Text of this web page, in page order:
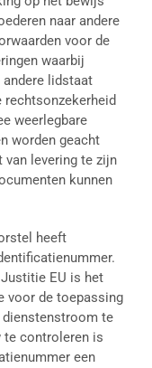
naar andere
voor de
waarbij
andere lidstaat
rechtsonzekerheid
weerlegbare
worden geacht
van levering te zijn
kunnen
heeft
EU is het
voor de toepassing
dienstenstroom te
te controleren is
een